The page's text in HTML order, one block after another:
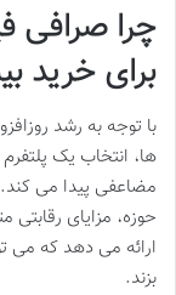
چرا صرافی
برای خرید
با توجه به رشد
ها، انتخاب یک پلتفرم
مضاعفی پیدا می
حوزه، مزایای رقابتی
ارائه می دهد که می
بزند.